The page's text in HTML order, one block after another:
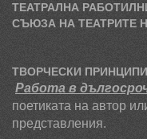
ТЕАТРАЛНА
СЪЮЗА НА ТЕАТРИТЕ
ТВОРЧЕСКИ ПРИНЦИПИ
Работа в
поетиката на автор
представления.